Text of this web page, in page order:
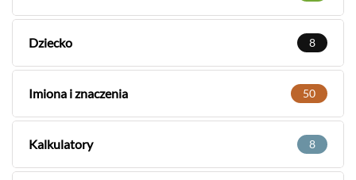
Dziecko 8
Imiona i znaczenia 50
Kalkulatory 8